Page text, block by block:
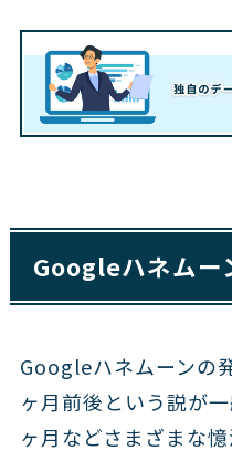
Googleハネムー
Googleハネムーンの
ヶ月前後という説が
ヶ月などさまざまな憶